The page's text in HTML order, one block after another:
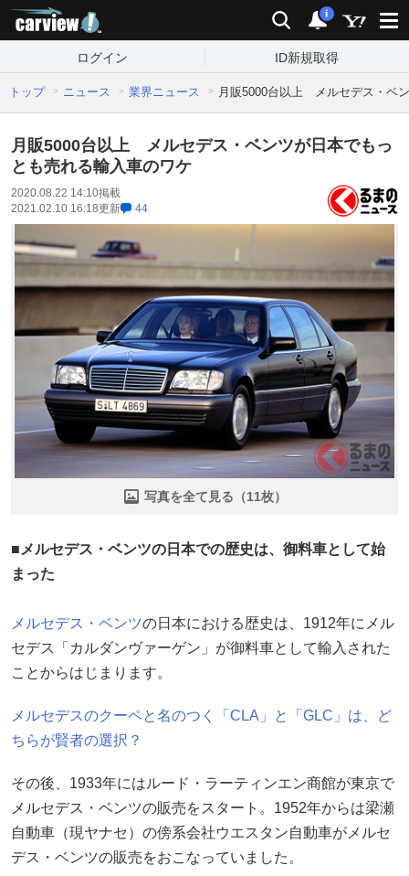
検索 通知
i
ログイン ID新規取得
トップ ニュース 業界ニュース 月販5000台以上 メルセデス・ベ
月販5000台以上 メルセデス・ベンツが日本でもっ
とも売れる輸入車のワケ
2020.08.22 14:10掲載
2021.02.10 16:18更新 44
写真を全て見る（11枚）
■メルセデス・ベンツの日本での歴史は、御料車として始
まった
メルセデス・ベンツの日本における歴史は、1912年にメル
セデス「カルダンヴァーゲン」が御料車として輸入された
ことからはじまります。
メルセデスのクーペと名のつく「CLA」と「GLC」は、ど
ちらが賢者の選択？
その後、1933年にはルード・ラーティンエン商館が東京で
メルセデス・ベンツの販売をスタート。1952年からは梁瀬
自動車（現ヤナセ）の傍系会社ウエスタン自動車がメルセ
デス・ベンツの販売をおこなっていました。